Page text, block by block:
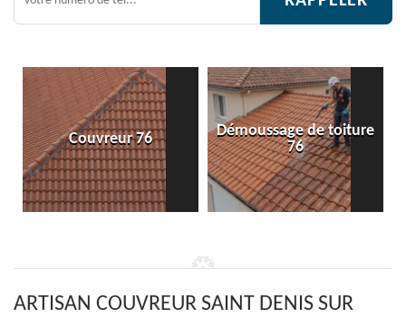
76
Démoussage de toiture
76
ARTISAN COUVREUR SAINT DENIS SUR